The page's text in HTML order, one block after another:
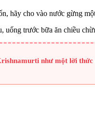
hãy cho vào nước gừng
uống trước bữa ăn chiều
như một lời